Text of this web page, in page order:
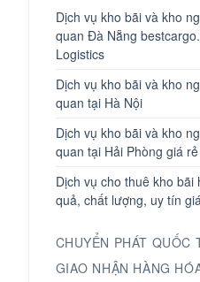
Dịch vụ kho bãi và kho
quan Đà Nẵng
Logistics
Dịch vụ kho bãi và kho
quan tại Hà Nội
Dịch vụ kho bãi và kho
quan tại Hải Phòng giá rẻ
Dịch vụ cho thuê kho bãi
quả, chất lượng, uy tín
CHUYỂN PHÁT QUỐC
GIAO NHẬN HÀNG